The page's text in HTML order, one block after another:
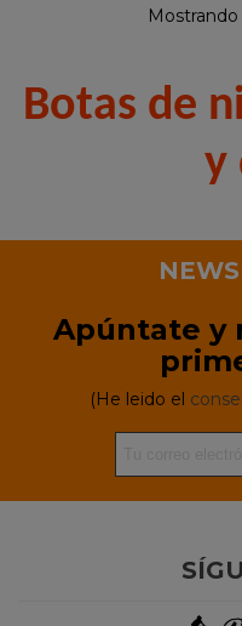
Mostrando
Botas de
y
Apúntate y
(He leido el